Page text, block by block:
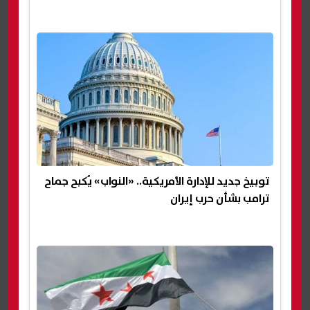
توبيخ جديد للإدارة الأمريكية.. «النواب» يُكبح جماح
ترامب بشأن حرب إيران